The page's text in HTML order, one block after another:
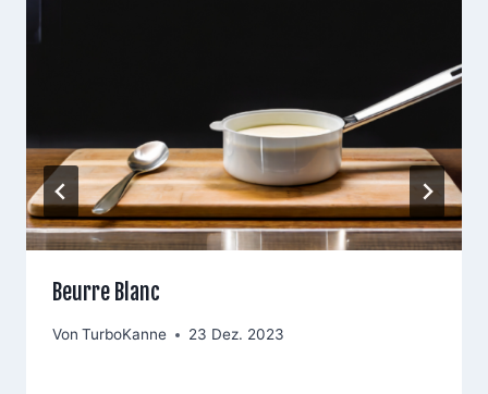
Beurre Blanc
Von TurboKanne 23 Dez. 2023